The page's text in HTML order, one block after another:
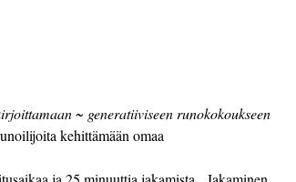
~ generatiiviseen runokokoukseen
kehittämään omaa